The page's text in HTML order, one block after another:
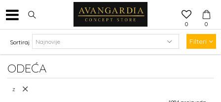
0
0
ODEĆA
Sortiraj Filteri
z